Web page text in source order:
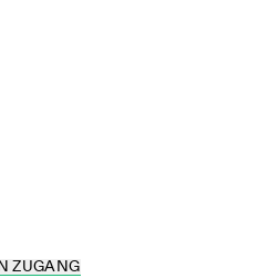
ZUGANG